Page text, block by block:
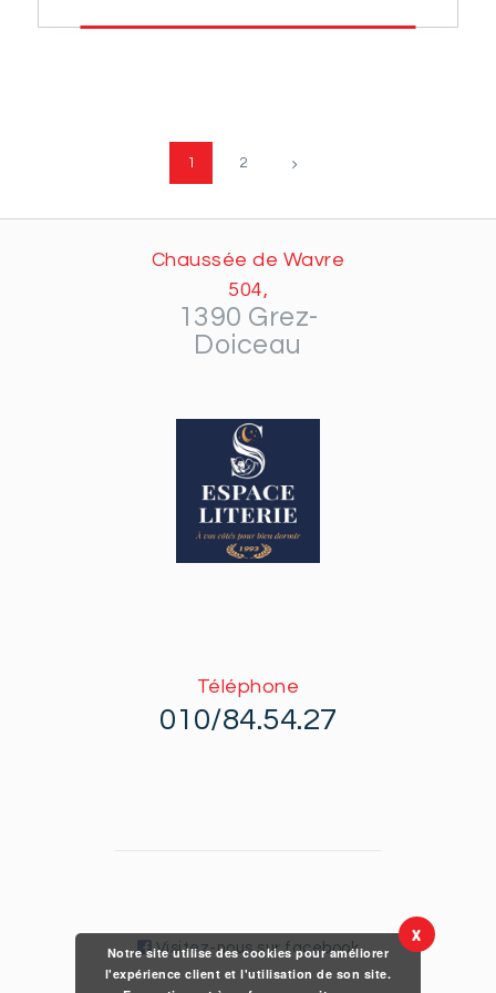
1 2
Chaussée de Wavre
504,
1390 Grez-
Doiceau
Téléphone
010/84.54.27
Visitez-nous sur facebook
Notre site utilise des cookies pour améliorer
l'expérience client et l'utilisation de son site.
X